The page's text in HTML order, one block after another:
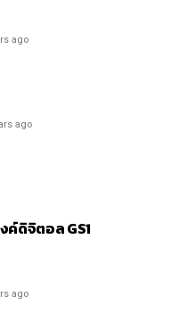
ago
ago
ดิจิตอล GS1
ago